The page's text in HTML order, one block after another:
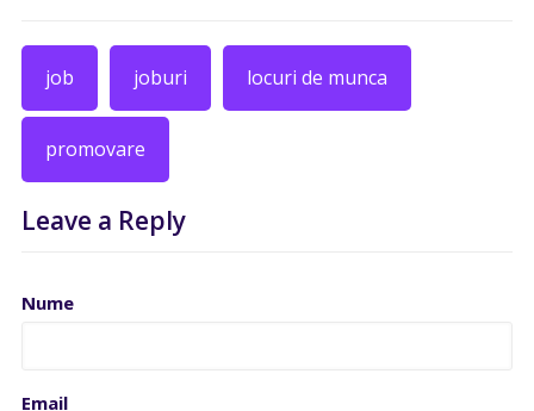
job joburi locuri de munca
promovare
Leave a Reply
Nume
Email